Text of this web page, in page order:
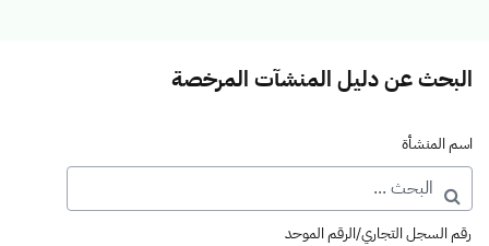
البحث عن دليل المنشآت المرخصة
اسم المنشأة
رقم السجل التجاري/الرقم الموحد